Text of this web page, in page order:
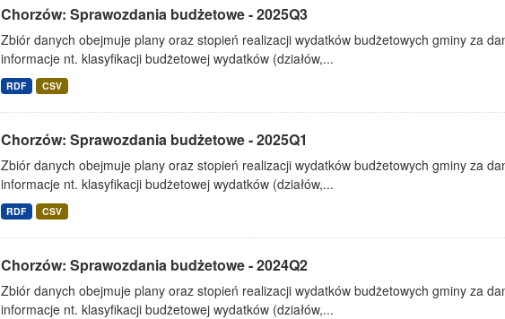
Chorzów: Sprawozdania budżetowe - 2025Q3
Zbiór danych obejmuje plany oraz stopień realizacji wydatków budżetowych gminy za
informacje nt. klasyfikacji budżetowej wydatków (działów,...
RDF CSV
Chorzów: Sprawozdania budżetowe - 2025Q1
Zbiór danych obejmuje plany oraz stopień realizacji wydatków budżetowych gminy za
informacje nt. klasyfikacji budżetowej wydatków (działów,...
RDF CSV
Chorzów: Sprawozdania budżetowe - 2024Q2
Zbiór danych obejmuje plany oraz stopień realizacji wydatków budżetowych gminy za
informacje nt. klasyfikacji budżetowej wydatków (działów,...